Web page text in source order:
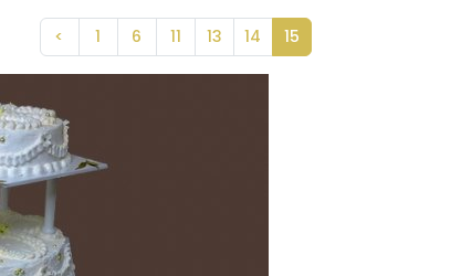
< 1 6 11 13 14 15